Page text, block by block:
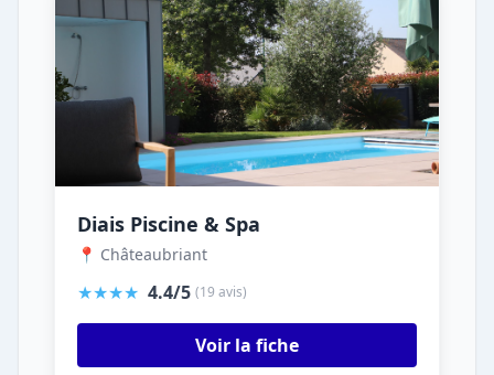
Diais Piscine & Spa
📍 Châteaubriant
★★★★ 4.4/5 (19 avis)
Voir la fiche